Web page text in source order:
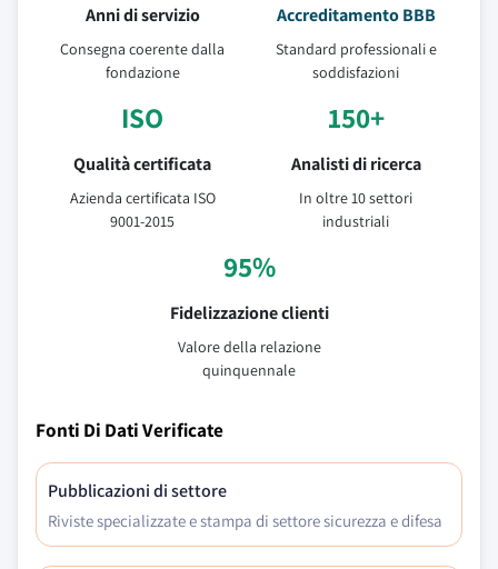
Anni di servizio
Consegna coerente dalla
fondazione
Accreditamento BBB
Standard professionali e
soddisfazioni
ISO
Qualità certificata
Azienda certificata ISO
9001-2015
150+
Analisti di ricerca
In oltre 10 settori
industriali
95%
Fidelizzazione clienti
Valore della relazione
quinquennale
Fonti Di Dati Verificate
Pubblicazioni di settore
Riviste specializzate e stampa di settore sicurezza e difesa